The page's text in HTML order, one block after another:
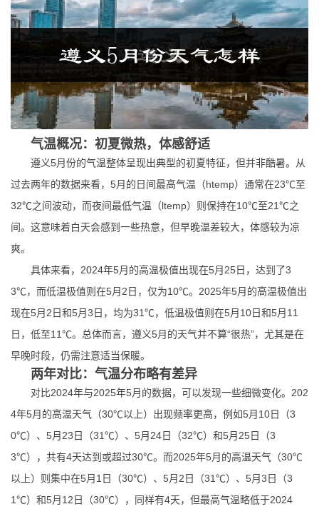
气温概况：初夏微热，体感舒适
遵义5月份的气温整体呈现出典型的初夏特征，但并非酷暑。从
过去两年的数据来看，5月的日间最高气温（htemp）通常在23℃至
32℃之间波动，而夜间最低气温（ltemp）则保持在10℃至21℃之
间。这意味着白天会感到一些热意，但早晚温差较大，体感较为凉
爽。
具体来看，2024年5月的高温极值出现在5月25日，达到了3
3℃，而低温极值则在5月2日，仅为10℃。2025年5月的高温极值出
现在5月2日和5月3日，均为31℃，低温极值则在5月10日和5月11
日，低至11℃。总体而言，遵义5月的天气并不算“很热”，尤其是在
早晚时段，仍需注意适当保暖。
两年对比：气温分布略有差异
对比2024年与2025年5月的数据，可以发现一些细微变化。202
4年5月的高温天气（30℃以上）出现频率更高，例如5月10日（3
0℃）、5月23日（31℃）、5月24日（32℃）和5月25日（3
3℃），共有4天达到或超过30℃。而2025年5月的高温天气（30℃
以上）则集中在5月1日（30℃）、5月2日（31℃）、5月3日（3
1℃）和5月12日（30℃），同样有4天，但最高气温略低于2024